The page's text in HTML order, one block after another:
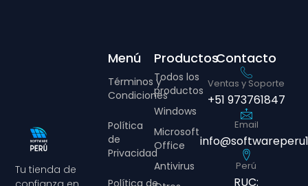
Tu tienda de
Productos
Todos los
productos
Windows
Microsoft
Office
Antivirus
Menú
Términos y
Condiciones
Política
de
Privacidad
Política de
Contacto
Ventas y Soporte
+51 973761847
Email
Perú
RUC: